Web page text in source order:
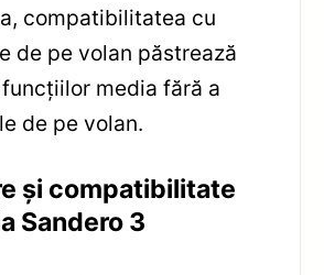
compatibilitatea cu
de pe volan păstrează
media fără a
de pe volan.
și compatibilitate
Sandero 3